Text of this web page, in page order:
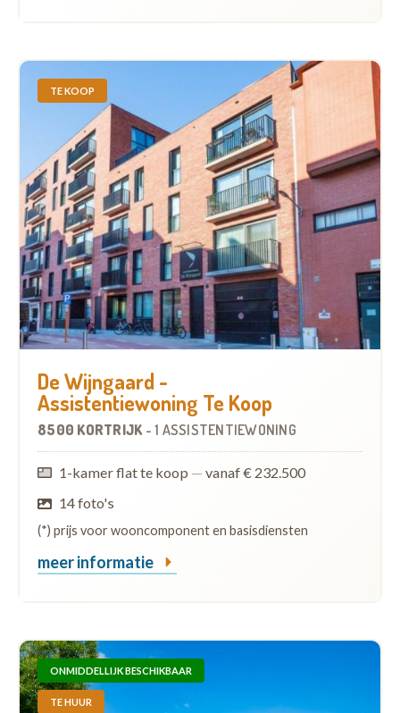
TE KOOP
De Wijngaard -
Assistentiewoning Te Koop
8500 KORTRIJK - 1 ASSISTENTIEWONING
1-kamer flat te koop — vanaf € 232.500
14 foto's
(*) prijs voor wooncomponent en basisdiensten
meer informatie
ONMIDDELLIJK BESCHIKBAAR
TE HUUR